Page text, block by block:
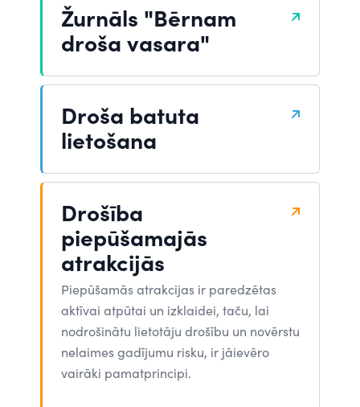
Žurnāls "Bērnam
droša vasara"
Droša batuta
lietošana
Drošība
piepūšamajās
atrakcijās
Piepūšamās atrakcijas ir paredzētas
aktīvai atpūtai un izklaidei, taču, lai
nodrošinātu lietotāju drošību un novērstu
nelaimes gadījumu risku, ir jāievēro
vairāki pamatprincipi.